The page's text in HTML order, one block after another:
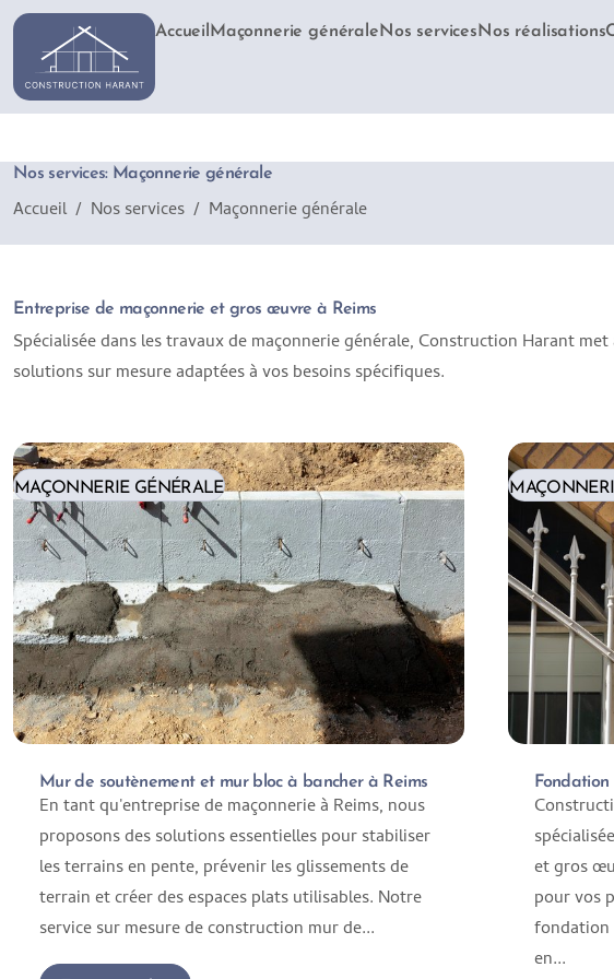
AccueilMaçonnerie généraleNos servicesNos réalisations
Nos services:Maçonnerie générale
Accueil Nos services Maçonnerie générale
Entreprise de maçonnerie et gros œuvre à Reims
Spécialisée dans les travaux de maçonnerie générale, Construction Harant
solutions sur mesure adaptées à vos besoins spécifiques.
MAÇONNERIE GÉNÉRALE
Mur de soutènement et mur bloc à bancher à Reims
En tant qu'entreprise de maçonnerie à Reims, nous
proposons des solutions essentielles pour stabiliser
les terrains en pente, prévenir les glissements de
terrain et créer des espaces plats utilisables. Notre
service sur mesure de construction mur de...
et gros
pour vos
fondation
en...